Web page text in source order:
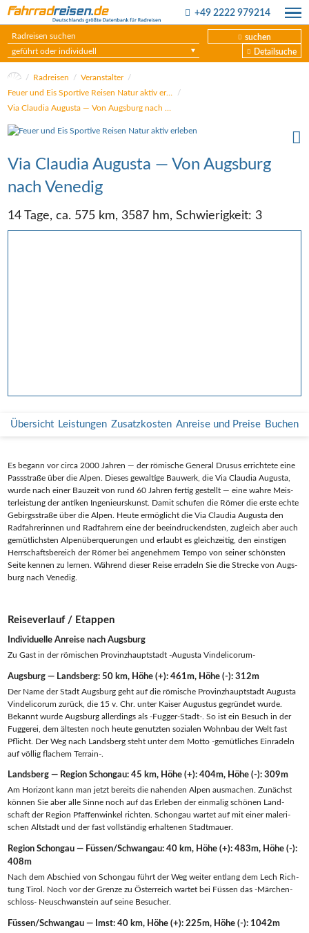
+49 2222 979214
suchen
geführt oder individuell
Detailsuche
Radreisen
Veranstalter
Feuer und Eis Sportive Reisen Natur aktiv erleben
Via Clau­dia Augus­ta — Von Augs­burg nach Venedig
Via Clau­dia Augus­ta — Von Augs­burg
nach Venedig
14 Tage, ca. 575 km, 3587 hm, Schwierigkeit: 3
Übersicht Leistungen Zusatzkosten Anreise und Preise Buchen
Es begann vor cir­ca 2000 Jah­ren — der römi­sche Gene­ral Dru­sus errich­te­te eine
Pass­stra­ße über die Alpen. Die­ses gewal­ti­ge Bau­werk, die Via Clau­dia Augus­ta,
wur­de nach einer Bau­zeit von rund 60 Jah­ren fer­tig gestellt — eine wah­re Meis­
ter­leis­tung der anti­ken Inge­nieurs­kunst. Damit schu­fen die Römer die ers­te ech­te
Gebirgs­stra­ße über die Alpen. Heu­te ermög­licht die Via Clau­dia Augus­ta den
Rad­fah­re­rin­nen und Rad­fah­rern eine der beein­dru­ckends­ten, zugleich aber auch
gemüt­lichs­ten Alpen­über­que­run­gen und erlaubt es gleich­zei­tig, den eins­ti­gen
Herr­schafts­be­reich der Römer bei ange­neh­mem Tem­po von sei­ner schöns­ten
Sei­te ken­nen zu ler­nen. Wäh­rend die­ser Rei­se erra­deln Sie die Stre­cke von Augs­
burg nach Venedig.
Reiseverlauf / Etappen
Indi­vi­du­el­le Anrei­se nach Augsburg
Zu Gast in der römi­schen Pro­vinz­haupt­stadt ‑Augus­ta Vindelicorum-
Augs­burg — Landsberg: 50 km, Höhe (+): 461m, Höhe (-): 312m
Der Name der Stadt Augs­burg geht auf die römi­sche Pro­vinz­haupt­stadt Augus­ta
Vin­de­li­corum zurück, die 15 v. Chr. unter Kai­ser Augus­tus gegrün­det wur­de.
Bekannt wur­de Augs­burg aller­dings als ‑Fug­ger-Stadt-. So ist ein Besuch in der
Fug­ge­rei, dem ältes­ten noch heu­te genutz­ten sozia­len Wohn­bau der Welt fast
Pflicht. Der Weg nach Lands­berg steht unter dem Mot­to ‑gemüt­li­ches Ein­ra­deln
auf völ­lig fla­chem Terrain-.
Lands­berg — Regi­on Schongau: 45 km, Höhe (+): 404m, Höhe (-): 309m
Am Hori­zont kann man jetzt bereits die nahen­den Alpen aus­ma­chen. Zunächst
kön­nen Sie aber alle Sin­ne noch auf das Erle­ben der ein­ma­lig schö­nen Land­
schaft der Regi­on Pfaf­fen­win­kel rich­ten. Schon­gau war­tet auf mit einer male­ri­
schen Alt­stadt und der fast voll­stän­dig erhal­te­nen Stadtmauer.
Regi­on Schon­gau — Füssen/Schwangau: 40 km, Höhe (+): 483m, Höhe (-):
408m
Nach dem Abschied von Schon­gau führt der Weg wei­ter ent­lang dem Lech Rich­
tung Tirol. Noch vor der Gren­ze zu Öster­reich war­tet bei Füs­sen das ‑Mär­chen­
schloss- Neu­schwan­stein auf sei­ne Besucher.
Füssen/Schwangau — Imst: 40 km, Höhe (+): 225m, Höhe (-): 1042m